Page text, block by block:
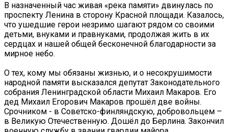
В назначенный час живая «река памяти» двинулась по
проспекту Ленина в сторону Красной площади. Казалось,
что ушедшие герои незримо шагают рядом со своими
детьми, внуками и правнуками, продолжая жить в их
сердцах и нашей общей бесконечной благодарности за
мирное небо.
О тех, кому мы обязаны жизнью, и о несокрушимости
народной памяти высказался депутат Законодательного
собрания Ленинградской области Михаил Макаров. Его
дед Михаил Егорович Макаров прошёл две войны.
Срочником - в Советско-финляндскую, добровольцем –
в Великую Отечественную. Дошёл до Берлина. Закончил